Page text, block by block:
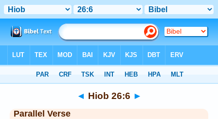
◄ Hiob 26:6 ►
Parallel Verse